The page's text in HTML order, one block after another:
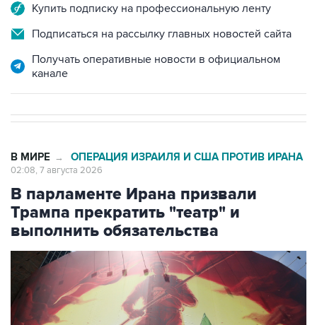
Купить подписку на профессиональную ленту
Подписаться на рассылку главных новостей сайта
Получать оперативные новости в официальном
канале
В МИРЕ → ОПЕРАЦИЯ ИЗРАИЛЯ И США ПРОТИВ ИРАНА
02:08, 7 августа 2026
В парламенте Ирана призвали
Трампа прекратить "театр" и
выполнить обязательства